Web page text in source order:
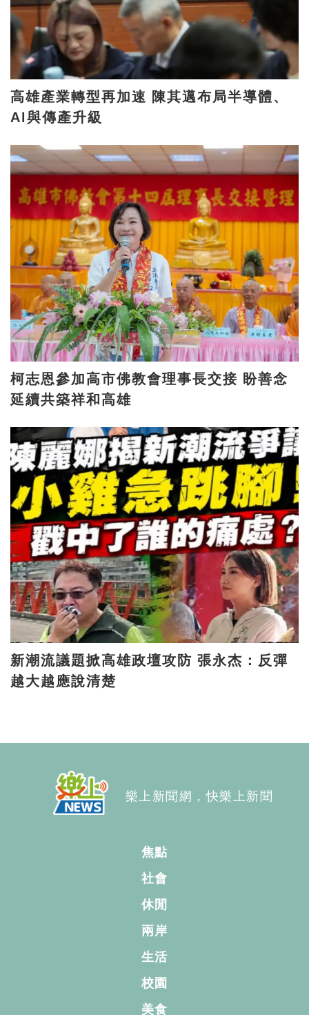
高雄產業轉型再加速 陳其邁布局半導體、
AI與傳產升級
柯志恩參加高市佛教會理事長交接 盼善念
延續共築祥和高雄
新潮流議題掀高雄政壇攻防 張永杰：反彈
越大越應說清楚
樂上新聞網，快樂上新聞
焦點
社會
休閒
兩岸
生活
校園
美食